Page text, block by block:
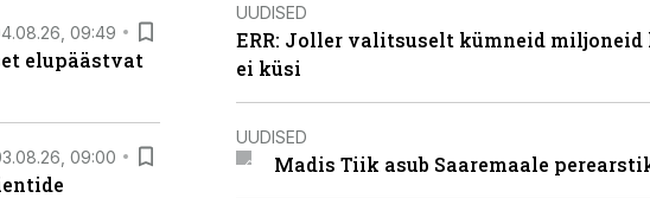
09:49
elupäästvat
09:00
UUDISED
ERR: Joller valitsuselt kümneid
ei küsi
UUDISED
Madis Tiik asub Saaremaale